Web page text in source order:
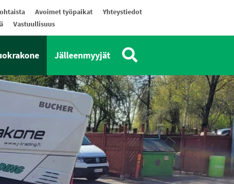
Avoimet työpaikat
Yhteystiedot
Vastuullisuus
Jälleenmyyjät